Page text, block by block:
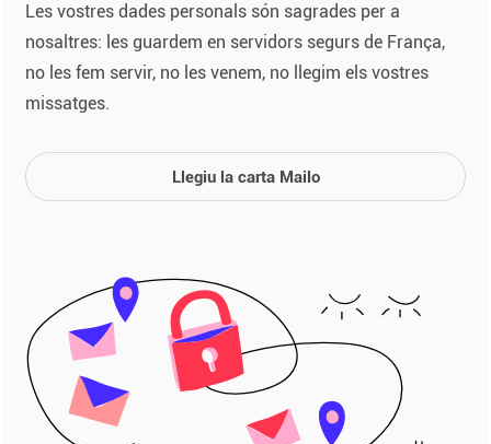
Les vostres dades personals són sagrades per a
nosaltres: les guardem en servidors segurs de França,
no les fem servir, no les venem, no llegim els vostres
missatges.
Llegiu la carta Mailo